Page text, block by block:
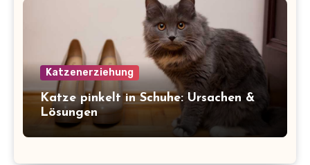
Katzenerziehung
Katze pinkelt in Schuhe: Ursachen &
Lösungen